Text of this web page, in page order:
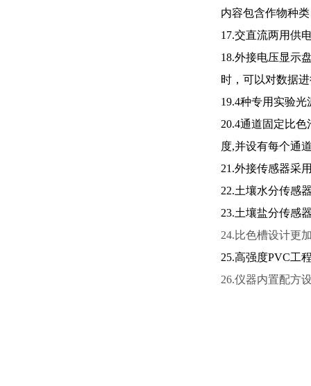
内容包含作物种
17.交直流两用供
18.外接电压显示
时，可以对数据
19.4种专用实验
20.4通道固定比
度,并设有每个通
21.外接传感器采
22.土壤水分传感
23.土壤盐分传感
24.比色槽设计更
25.高强度PVC工
26.仪器内置配方